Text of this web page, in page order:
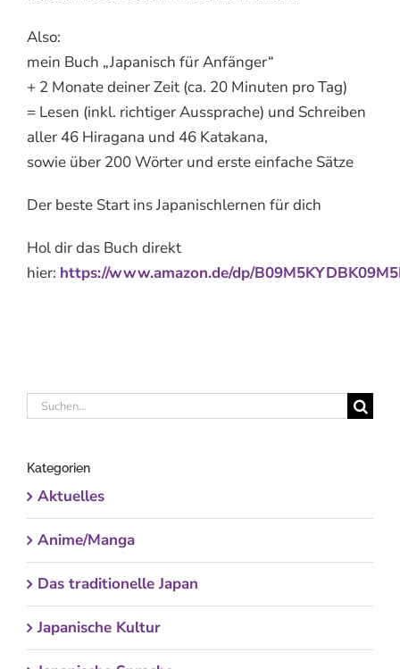
Also:
mein Buch „Japanisch für Anfänger“
+ 2 Monate deiner Zeit (ca. 20 Minuten pro Tag)
= Lesen (inkl. richtiger Aussprache) und Schreiben
aller 46 Hiragana und 46 Katakana,
sowie über 200 Wörter und erste einfache Sätze
Der beste Start ins Japanischlernen für dich
Hol dir das Buch direkt
hier: https://www.amazon.de/dp/B09M5KYDBK
Suche
Kategorien
Aktuelles
Anime/Manga
Das traditionelle Japan
Japanische Kultur